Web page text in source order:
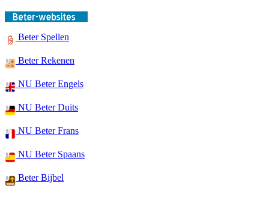
Beter Spellen
Beter Rekenen
NU Beter Engels
NU Beter Duits
NU Beter Frans
NU Beter Spaans
Beter Bijbel